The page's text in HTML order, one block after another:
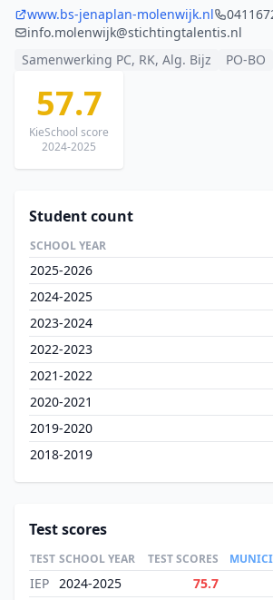
www.bs-jenaplan-molenwijk.nl
info.molenwijk@stichtingtalentis.nl
Samenwerking PC, RK, Alg. Bijz
PO-BO
57.7
KieSchool score
2024-2025
Student count
SCHOOL YEAR
2025-2026
2024-2025
2023-2024
2022-2023
2021-2022
2020-2021
2019-2020
2018-2019
Test scores
TEST SCHOOL YEAR TEST SCORES
IEP 2024-2025 75.7